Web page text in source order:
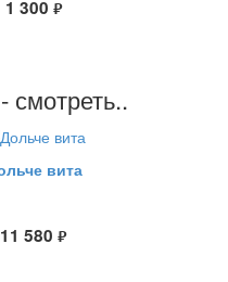
1 300 руб.
вита
11 580 руб.